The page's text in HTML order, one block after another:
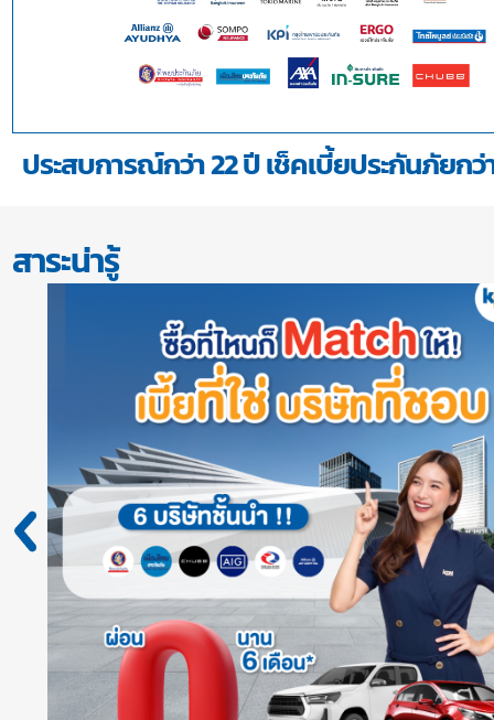
ประสบการณ์กว่า 22 ปี เช็คเบี้ยประกันภัยกว่
สาระน่ารู้